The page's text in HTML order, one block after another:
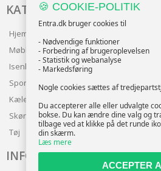
KATALOG
Hjem & Have
Møbler
Isenkram
Sport
Kæledyr
Skønhed
Tøj
INFO
🍪 COOKIE-POLITIK
Entra.dk bruger cookies til
- Nødvendige funktioner
- Forbedring af brugeroplevelsen
- Statistik og webanalyse
- Markedsføring
Nogle cookies sættes af
Du accepterer alle eller udvalgte
bokse. Du kan ændre dine valg og
tilbage ved at klikke på det runde
din skærm.
Læs mere
ACCEPTER